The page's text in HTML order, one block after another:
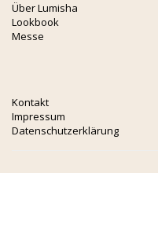
Über Lumisha
Lookbook
Messe
Kontakt
Impressum
Datenschutzerklärung